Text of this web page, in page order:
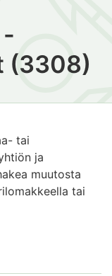
(3308)
tai
ja
muutosta
tai